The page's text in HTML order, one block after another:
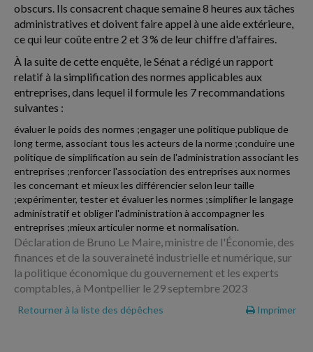
obscurs. Ils consacrent chaque semaine 8 heures aux tâches
administratives et doivent faire appel à une aide extérieure,
ce qui leur coûte entre 2 et 3 % de leur chiffre d'affaires.
À la suite de cette enquête, le Sénat a rédigé un rapport
relatif à la simplification des normes applicables aux
entreprises, dans lequel il formule les 7 recommandations
suivantes :
évaluer le poids des normes ;engager une politique publique de
long terme, associant tous les acteurs de la norme ;conduire une
politique de simplification au sein de l'administration associant les
entreprises ;renforcer l'association des entreprises aux normes
les concernant et mieux les différencier selon leur taille
;expérimenter, tester et évaluer les normes ;simplifier le langage
administratif et obliger l'administration à accompagner les
entreprises ;mieux articuler norme et normalisation.
Déclaration de Bruno Le Maire, ministre de l'Économie, des
finances et de la souveraineté industrielle et numérique, sur
la politique économique du gouvernement et les experts
comptables, à Montpellier le 29 septembre 2023
Retourner à la liste des dépêches Imprimer